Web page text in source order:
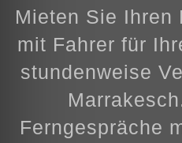
Mieten Sie Ihren
mit Fahrer für
stundenweise
Ferngespräche